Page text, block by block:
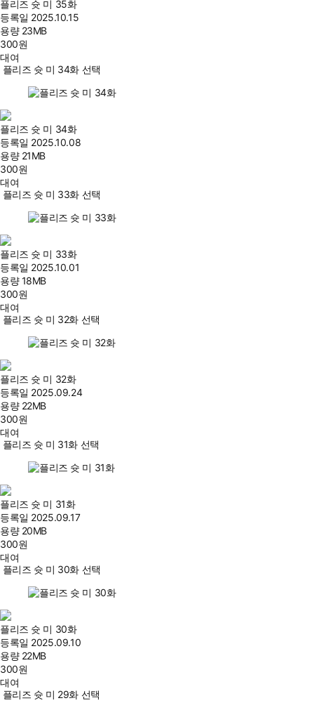
플리즈 슛 미 35화
등록일 2025.10.15
용량 23MB
300원
대여
플리즈 슛 미 34화 선택
플리즈 슛 미 34화
등록일 2025.10.08
용량 21MB
300원
대여
플리즈 슛 미 33화 선택
플리즈 슛 미 33화
등록일 2025.10.01
용량18MB
300원
대여
플리즈 슛 미 32화 선택
플리즈 슛 미 32화
등록일 2025.09.24
용량 22MB
300원
대여
플리즈 슛 미 31화 선택
플리즈 슛 미 31화
등록일 2025.09.17
용량 20MB
300원
대여
플리즈 슛 미 30화 선택
플리즈 슛 미 30화
등록일 2025.09.10
용량 22MB
300원
대여
플리즈 슛 미 29화 선택